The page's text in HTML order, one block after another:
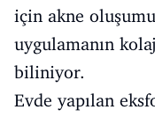
için akne
uygulamanın
biliniyor.
Evde yapılan